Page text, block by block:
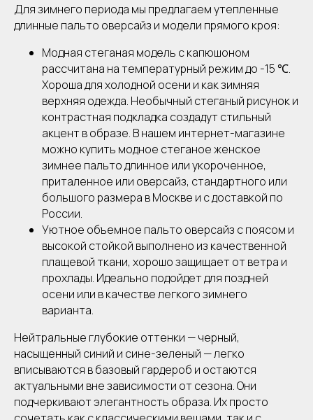
Для зимнего периода мы предлагаем утепленные
длинные пальто оверсайз и модели прямого кроя:
Модная стеганая модель с капюшоном
рассчитана на температурный режим до -15 ℃.
Хороша для холодной осени и как зимняя
верхняя одежда. Необычный стеганый рисунок и
контрастная подкладка создадут стильный
акцент в образе. В нашем интернет-магазине
можно купить модное стеганое женское
зимнее пальто длинное или укороченное,
приталенное или оверсайз, стандартного или
большого размера в Москве и с доставкой по
России.
Уютное объемное пальто оверсайз с поясом и
высокой стойкой выполнено из качественной
плащевой ткани, хорошо защищает от ветра и
прохлады. Идеально подойдет для поздней
осени или в качестве легкого зимнего
варианта.
Нейтральные глубокие оттенки — черный,
насыщенный синий и сине-зеленый — легко
вписываются в базовый гардероб и остаются
актуальными вне зависимости от сезона. Они
подчеркивают элегантность образа. Их просто